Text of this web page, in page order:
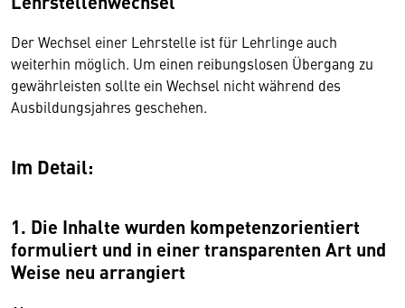
Der Wechsel einer Lehrstelle ist für Lehrlinge auch
weiterhin möglich. Um einen reibungslosen Übergang zu
gewährleisten sollte ein Wechsel nicht während des
Ausbildungsjahres geschehen.
Im Detail:
1. Die Inhalte wurden kompetenzorientiert
formuliert und in einer transparenten Art und
Weise neu arrangiert